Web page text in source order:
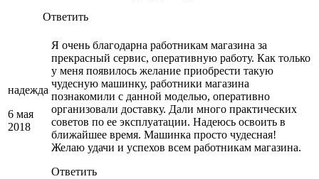
Ответить
надежда
6 мая
2018
Я очень благодарна работникам магазина за
прекрасный сервис, оперативную работу. Как только
у меня появилось желание приобрести такую
чудесную машинку, работники магазина
познакомили с данной моделью, оперативно
организовали доставку. Дали много практических
советов по ее эксплуатации. Надеюсь освоить в
ближайшее время. Машинка просто чудесная!
Желаю удачи и успехов всем работникам магазина.
Ответить